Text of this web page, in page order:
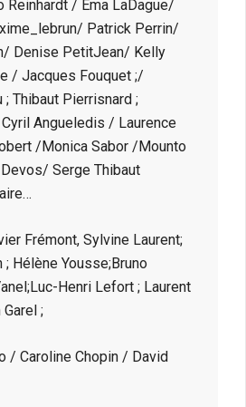
Reinhardt / Ema LaDague/
Patrick Perrin/
Denise PetitJean/ Kelly
/ Jacques Fouquet ;/
; Thibaut Pierrisnard ;
Angueledis / Laurence
/Monica Sabor /Mounto
Serge Thibaut
Frémont, Sylvine Laurent;
; Hélène Yousse;Bruno
Henri Lefort ; Laurent
;
/ Caroline Chopin / David